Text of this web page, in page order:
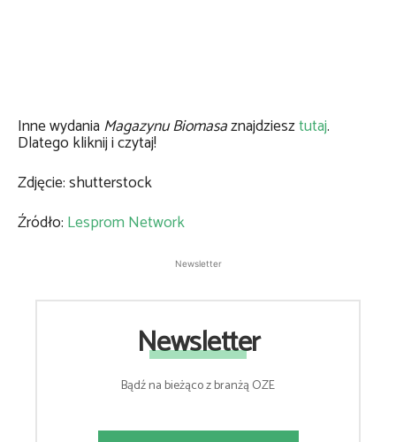
Inne wydaniaMagazynu Biomasaznajdziesztutaj.
Dlatego kliknij i czytaj!
Zdjęcie: shutterstock
Źródło: Lesprom Network
Newsletter
Newsletter
Bądź na bieżąco z branżą OZE